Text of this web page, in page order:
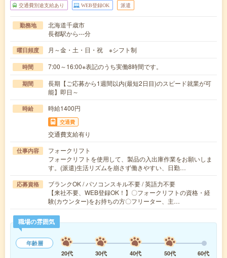
交通費別途支給あり WEB登録OK 派遣
勤務地
北海道千歳市
長都駅から---分
曜日頻度 月～金・土・日・祝 ※シフト制
時間 7:00～16:00※表記のうち実働8時間です。
期間
長期【ご応募から1週間以内(最短2日目)のスピード就業が可
能】即日～
時給 時給1400円
交通費
交通費支給有り
仕事内容
フォークリフト
フォークリフトを使用して、製品の入出庫作業をお願いしま
す。(派遣)生活リズムを崩さず働きやすい、日勤…
応募資格
ブランクOK / パソコンスキル不要 / 英語力不要
【来社不要、WEB登録OK！】〇フォークリフトの資格・経
験(カウンター)をお持ちの方〇フリーター、主…
職場の雰囲気
年齢層
20代
30代 40代 50代 60代